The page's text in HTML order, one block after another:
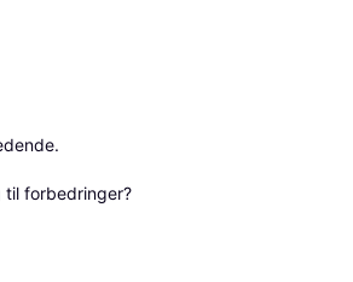
til forbedringer?